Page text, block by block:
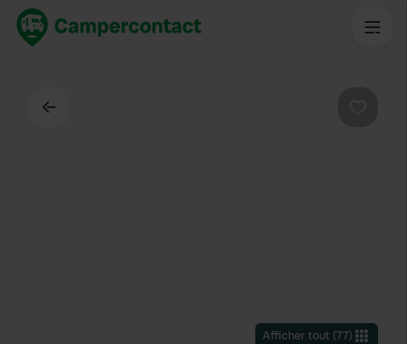
Afficher tout(77)